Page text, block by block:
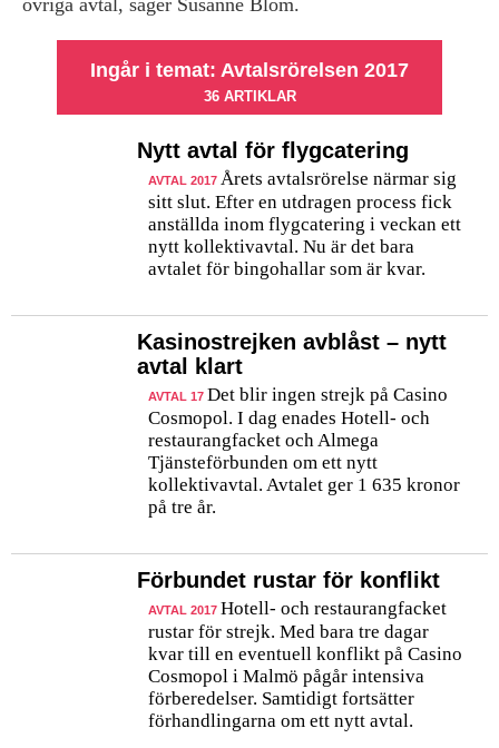
övriga avtal, säger Susanne Blom.
Ingår i temat: Avtalsrörelsen 2017
36 ARTIKLAR
Nytt avtal för flygcatering
AVTAL 2017 Årets avtalsrörelse närmar sig
sitt slut. Efter en utdragen process fick
anställda inom flygcatering i veckan ett
nytt kollektivavtal. Nu är det bara
avtalet för bingohallar som är kvar.
Kasinostrejken avblåst – nytt
avtal klart
AVTAL 17 Det blir ingen strejk på Casino
Cosmopol. I dag enades Hotell- och
restaurangfacket och Almega
Tjänsteförbunden om ett nytt
kollektivavtal. Avtalet ger 1 635 kronor
på tre år.
Förbundet rustar för konflikt
AVTAL 2017 Hotell- och restaurangfacket
rustar för strejk. Med bara tre dagar
kvar till en eventuell konflikt på Casino
Cosmopol i Malmö pågår intensiva
förberedelser. Samtidigt fortsätter
förhandlingarna om ett nytt avtal.